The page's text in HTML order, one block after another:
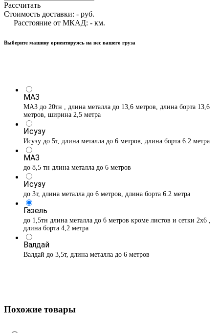
Рассчитать
Стоимость доставки: - руб.
Расстояние от МКАД: - км.
Выберите машину ориентируясь на вес вашего груза
МАЗ
МАЗ до 20тн , длина металла до 13,6 метров, длина борта 13,6
метров, ширина 2,5 метра
Исузу
Исузу до 5т, длина металла до 6 метров, длина борта 6.2 метра
МАЗ
до 8,5 тн длина металла до 6 метров
Исузу
до 3т, длина металла до 6 метров, длина борта 6.2 метра
Газель
до 1,5тн длина металла до 6 метров кроме листов и сетки 2х6 ,
длина борта 4,2 метра
Валдай
Валдай до 3,5т, длина металла до 6 метров
Похожие товары